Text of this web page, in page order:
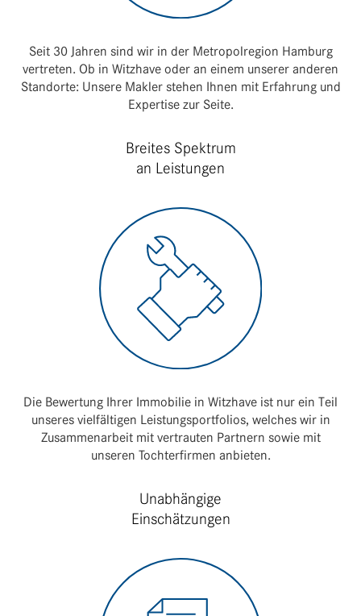
Seit 30 Jahren sind wir in der Metro­pol­re­gion Hamburg
vertreten. Ob in Witz­have oder an einem unserer anderen
Stand­orte: Unsere Makler stehen Ihnen mit Erfah­rung und
Exper­tise zur Seite.
Breites Spektrum
an Leistungen
Die Bewer­tung Ihrer Immo­bilie in Witz­have ist nur ein Teil
unseres viel­fäl­tigen Leis­tungs­port­fo­lios, welches wir in
Zusam­men­ar­beit mit vertrauten Part­nern sowie mit
unseren Toch­ter­firmen anbieten.
Unabhängige
Einschätzungen